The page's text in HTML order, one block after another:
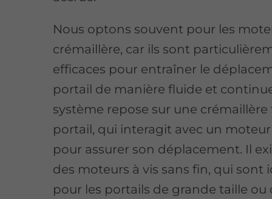
Nous optons souvent pour les
crémaillère, car ils sont
efficaces pour entraîner le
portail de manière fluide et
système repose sur une crémaillère
portail, qui interagit avec un
pour assurer son déplacement. Il
des moteurs à vis sans fin, qui sont
pour les portails de grande taille ou